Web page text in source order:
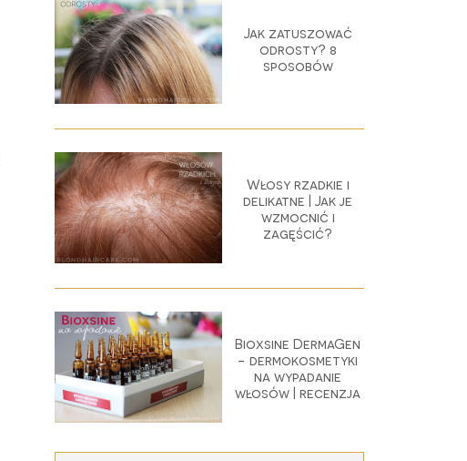
Jak zatuszować
odrosty? 8
sposobów
Włosy rzadkie i
delikatne | Jak je
wzmocnić i
zagęścić?
Bioxsine DermaGen
- dermokosmetyki
na wypadanie
włosów | recenzja